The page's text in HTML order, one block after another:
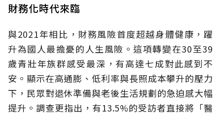
財務化時代來臨
與2021年相比，財務風險首度超越身體健康，躍
升為國人最擔憂的人生風險。這項轉變在30至39
歲青壯年族群感受最深，有高達七成對此感到不
安。顯示在高通膨、低利率與長照成本攀升的壓力
下，民眾對退休準備與老後生活規劃的急迫感大幅
提升。調查更指出，有13.5%的受訪者直接將「醫